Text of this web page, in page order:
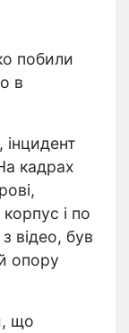
побили
в
кадрах
і по
відео, був
опору
що